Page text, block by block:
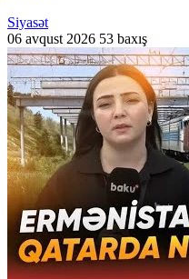
Siyasət
06 avqust 2026 53 baxış